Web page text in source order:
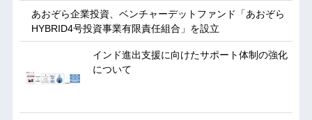
あおぞら企業投資、ベンチャーデットファンド「あおぞら
HYBRID4号投資事業有限責任組合」を設立
インド進出支援に向けたサポート体制の強化
について